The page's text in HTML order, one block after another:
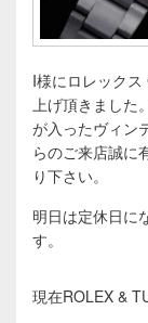
I様にロレック
上げ頂きまし
が入ったヴィン
らのご来店誠に
り下さい。
明日は定休日に
す。
現在ROLEX &